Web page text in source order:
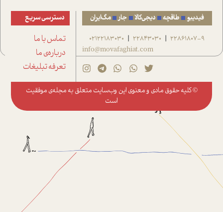
فیدیبو طاقچه دیجی‌کالا جار مگ‌ایران
22861807-9
|
22843030
|
02122183030
info@movafaghiat.com
دسترسی سریع
تماس با ما
درباره‌ی ما
تعرفه تبلیغات
© کلیه حقوق مادی و معنوی این وب‌سایت متعلق به مجله‌ی موفقیت
است